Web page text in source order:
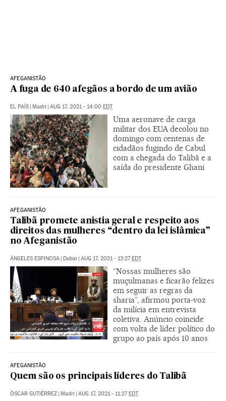
AFEGANISTÃO
A fuga de 640 afegãos a bordo de um avião
EL PAÍS Madri AUG 17, 2021 - 14:00 EDT
Uma aeronave de carga
militar dos EUA decolou no
domingo com centenas de
cidadãos fugindo de Cabul
com a chegada do Talibã e a
saída do presidente Ghani
AFEGANISTÃO
Talibã promete anistia geral e respeito aos
direitos das mulheres “dentro da lei islâmica”
no Afeganistão
ÁNGELES ESPINOSA Dubai AUG 17, 2021 - 13:27 EDT
“Nossas mulheres são
muçulmanas e ficarão felizes
em seguir as regras da
sharia”, afirmou porta-voz
da milícia em entrevista
coletiva. Anúncio coincide
com volta de líder político do
grupo ao país após 10 anos
AFEGANISTÃO
Quem são os principais líderes do Talibã
ÓSCAR GUTIÉRREZ Madri AUG 17, 2021 - 11:27 EDT